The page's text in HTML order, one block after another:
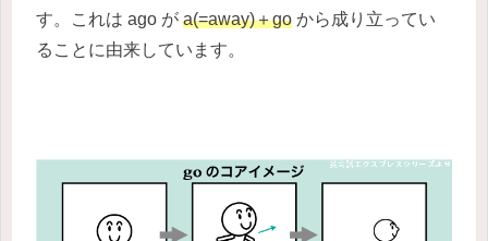
す。これは ago が a(=away)＋go から成り立ってい
ることに由来しています。